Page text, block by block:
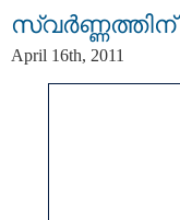
April 16th, 2011